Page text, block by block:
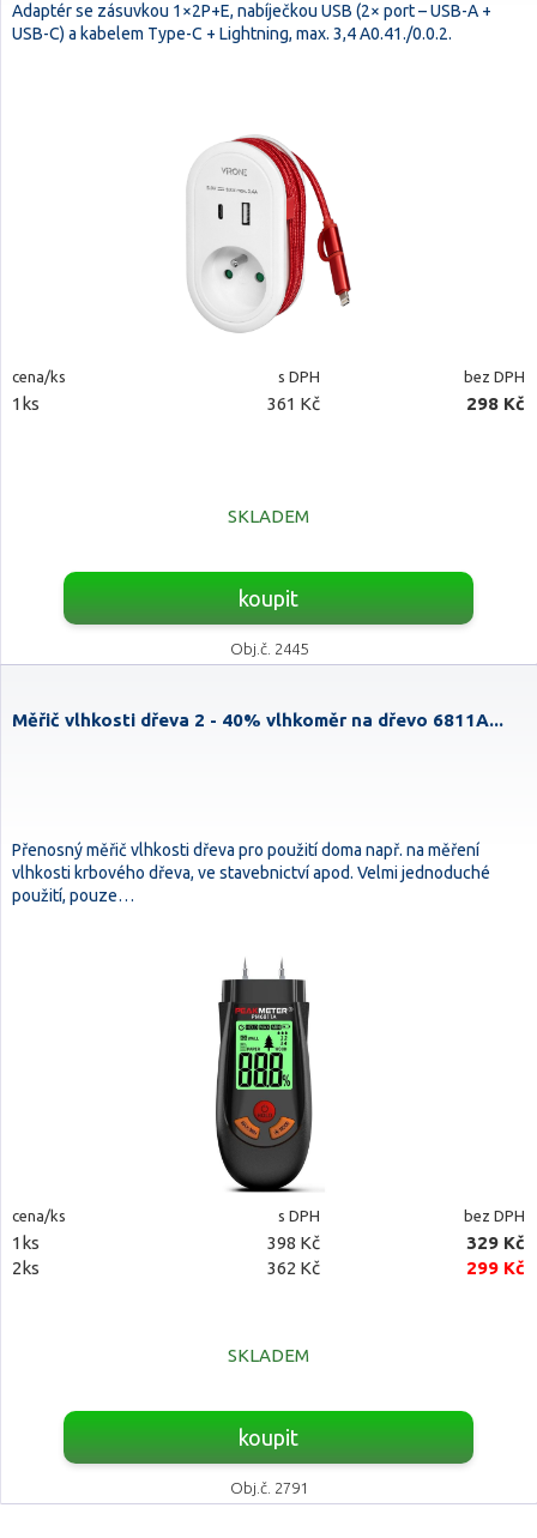
Adaptér se zásuvkou 1×2P+E, nabíječkou USB (2× port – USB-A +
USB-C) a kabelem Type-C + Lightning, max. 3,4 A0.41./0.0.2.
cena/ks s DPH bez DPH
1ks 361 Kč 298 Kč
SKLADEM
koupit
Obj.č. 2445
Měřič vlhkosti dřeva 2 - 40% vlhkoměr na dřevo 6811A...
Přenosný měřič vlhkosti dřeva pro použití doma např. na měření
vlhkosti krbového dřeva, ve stavebnictví apod. Velmi jednoduché
použití, pouze…
cena/ks s DPH bez DPH
1ks 398 Kč
329 Kč
2ks
362 Kč 299 Kč
SKLADEM
koupit
Obj.č. 2791